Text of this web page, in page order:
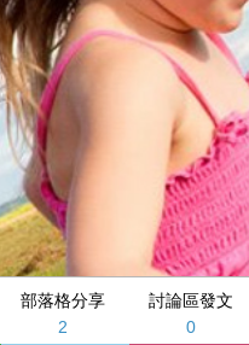
部落格分享
2
討論區發文
0